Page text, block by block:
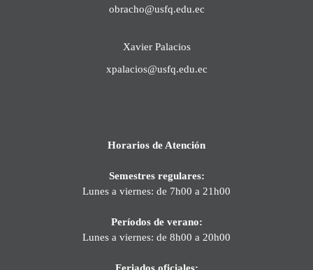
obracho@usfq.edu.ec
Xavier Palacios
xpalacios@usfq.edu.ec
Horarios de Atención
Semestres regulares:
Lunes a viernes: de 7h00 a 21h00
Períodos de verano:
Lunes a viernes: de 8h00 a 20h00
Feriados oficiales: